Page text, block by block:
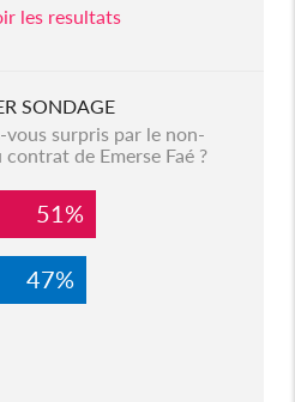
les resultats
SONDAGE
vous surpris par le non-
de Emerse Faé ?
51%
47%